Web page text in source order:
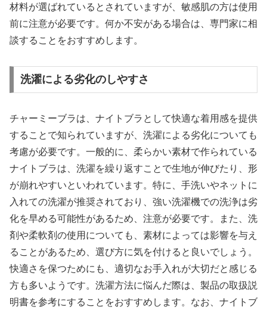
材料が選ばれているとされていますが、敏感肌の方は使用
前に注意が必要です。何か不安がある場合は、専門家に相
談することをおすすめします。
洗濯による劣化のしやすさ
チャーミーブラは、ナイトブラとして快適な着用感を提供
することで知られていますが、洗濯による劣化についても
考慮が必要です。一般的に、柔らかい素材で作られている
ナイトブラは、洗濯を繰り返すことで生地が伸びたり、形
が崩れやすいといわれています。特に、手洗いやネットに
入れての洗濯が推奨されており、強い洗濯機での洗浄は劣
化を早める可能性があるため、注意が必要です。また、洗
剤や柔軟剤の使用についても、素材によっては影響を与え
ることがあるため、選び方に気を付けると良いでしょう。
快適さを保つためにも、適切なお手入れが大切だと感じる
方も多いようです。洗濯方法に悩んだ際は、製品の取扱説
明書を参考にすることをおすすめします。なお、ナイトブ